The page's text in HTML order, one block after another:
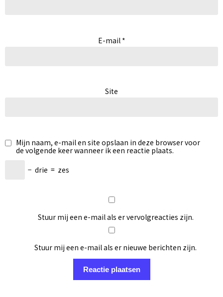
E-mail *
Site
Mijn naam, e-mail en site opslaan in deze browser voor
de volgende keer wanneer ik een reactie plaats.
− drie = zes
Stuur mij een e-mail als er vervolgreacties zijn.
Stuur mij een e-mail als er nieuwe berichten zijn.